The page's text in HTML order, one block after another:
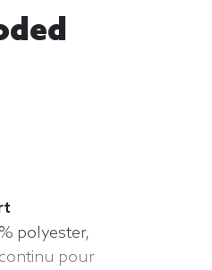
polyester,
pour